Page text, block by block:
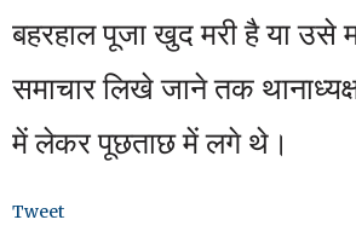
बहरहाल पूजा खुद मरी है या उसे
समाचार लिखे जाने तक
में लेकर पूछताछ में लगे थे।
Tweet